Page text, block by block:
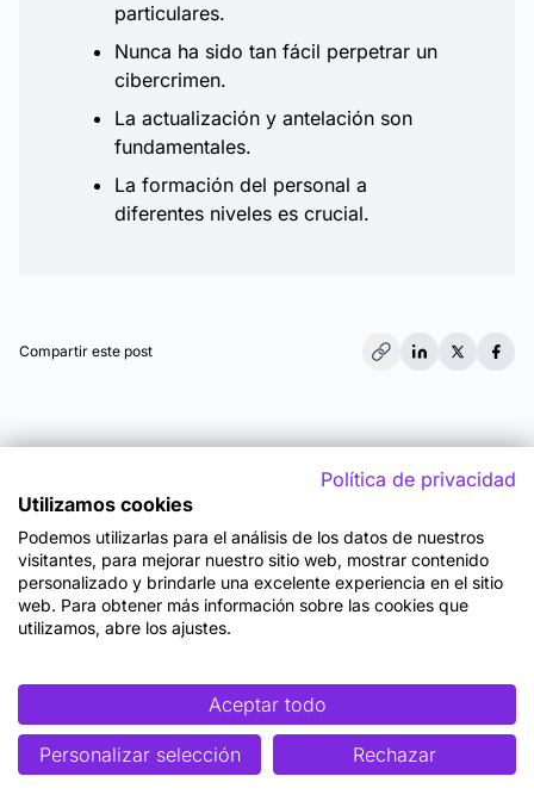
particulares.
Nunca ha sido tan fácil perpetrar un
cibercrimen.
La actualización y antelación son
fundamentales.
La formación del personal a
diferentes niveles es crucial.
Compartir este post
También te puede
interesar
Política de privacidad
Utilizamos cookies
Podemos utilizarlas para el análisis de los datos de nuestros
visitantes, para mejorar nuestro sitio web, mostrar contenido
personalizado y brindarle una excelente experiencia en el sitio
web. Para obtener más información sobre las cookies que
utilizamos, abre los ajustes.
Aceptar todo
Personalizar selección Rechazar